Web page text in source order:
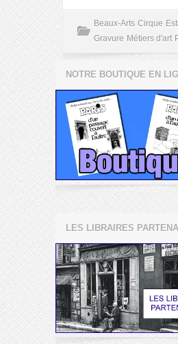
Beaux-Arts Cirque
Gravure Métiers d'art
NOTRE BOUTIQUE EN
LES LIBRAIRES